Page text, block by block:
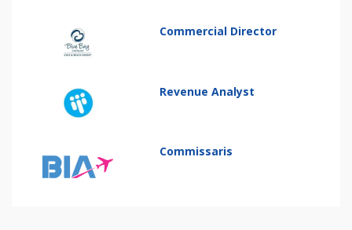
Commercial Director
Revenue Analyst
Commissaris